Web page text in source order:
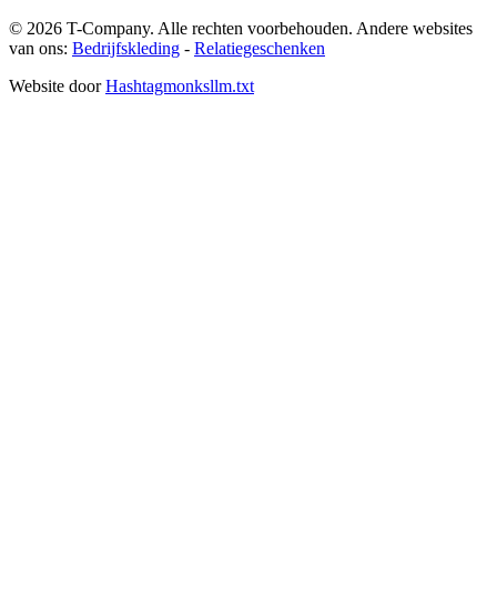
© 2026 T-Company. Alle rechten voorbehouden. Andere websites
van ons: Bedrijfskleding - Relatiegeschenken
Website door Hashtagmonksllm.txt